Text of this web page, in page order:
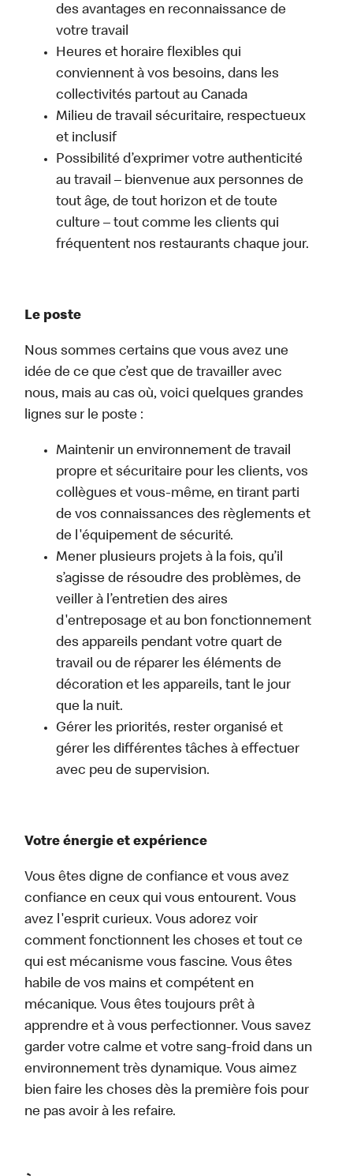
des avantages en reconnaissance de
votre travail
Heures et horaire flexibles qui
conviennent à vos besoins, dans les
collectivités partout au Canada
Milieu de travail sécuritaire, respectueux
et inclusif
Possibilité d’exprimer votre authenticité
au travail – bienvenue aux personnes de
tout âge, de tout horizon et de toute
culture – tout comme les clients qui
fréquentent nos restaurants chaque jour.
Le poste
Nous sommes certains que vous avez une
idée de ce que c’est que de travailler avec
nous, mais au cas où, voici quelques grandes
lignes sur le poste :
Maintenir un environnement de travail
propre et sécuritaire pour les clients, vos
collègues et vous-même, en tirant parti
de vos connaissances des règlements et
de l'équipement de sécurité.
Mener plusieurs projets à la fois, qu’il
s’agisse de résoudre des problèmes, de
veiller à l’entretien des aires
d'entreposage et au bon fonctionnement
des appareils pendant votre quart de
travail ou de réparer les éléments de
décoration et les appareils, tant le jour
que la nuit.
Gérer les priorités, rester organisé et
gérer les différentes tâches à effectuer
avec peu de supervision.
Votre énergie et expérience
Vous êtes digne de confiance et vous avez
confiance en ceux qui vous entourent. Vous
avez l'esprit curieux. Vous adorez voir
comment fonctionnent les choses et tout ce
qui est mécanisme vous fascine. Vous êtes
habile de vos mains et compétent en
mécanique. Vous êtes toujours prêt à
apprendre et à vous perfectionner. Vous savez
garder votre calme et votre sang-froid dans un
environnement très dynamique. Vous aimez
bien faire les choses dès la première fois pour
ne pas avoir à les refaire.